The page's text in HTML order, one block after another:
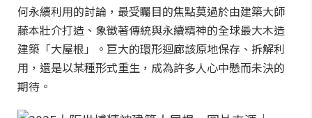
何永續利用的討論，最受矚目的焦點莫過於由建築大師
藤本壯介打造、象徵著傳統與永續精神的全球最大木造
建築「大屋根」。巨大的環形迴廊該原地保存、拆解利
用，還是以某種形式重生，成為許多人心中懸而未決的
期待。